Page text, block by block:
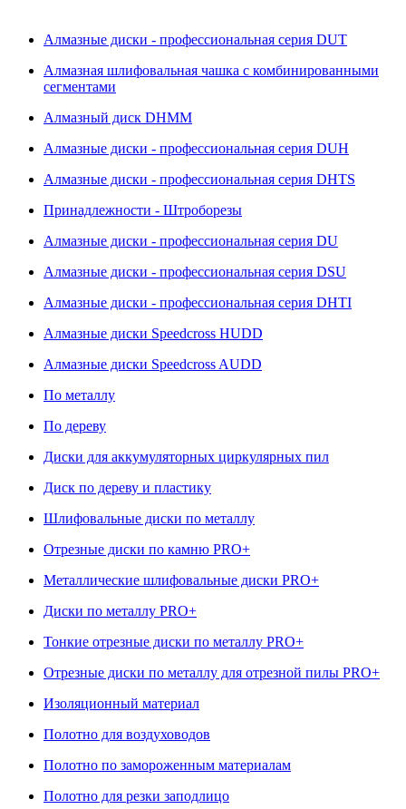
Алмазные диски - профессиональная серия DUT
Алмазная шлифовальная чашка с комбинированными
сегментами
Алмазный диск DHMM
Алмазные диски - профессиональная серия DUH
Алмазные диски - профессиональная серия DHTS
Принадлежности - Штроборезы
Алмазные диски - профессиональная серия DU
Алмазные диски - профессиональная серия DSU
Алмазные диски - профессиональная серия DHTI
Алмазные диски Speedcross HUDD
Алмазные диски Speedcross AUDD
По металлу
По дереву
Диски для аккумуляторных циркулярных пил
Диск по дереву и пластику
Шлифовальные диски по металлу
Отрезные диски по камню PRO+
Металлические шлифовальные диски PRO+
Диски по металлу PRO+
Тонкие отрезные диски по металлу PRO+
Отрезные диски по металлу для отрезной пилы PRO+
Изоляционный материал
Полотно для воздуховодов
Полотно по замороженным материалам
Полотно для резки заподлицо